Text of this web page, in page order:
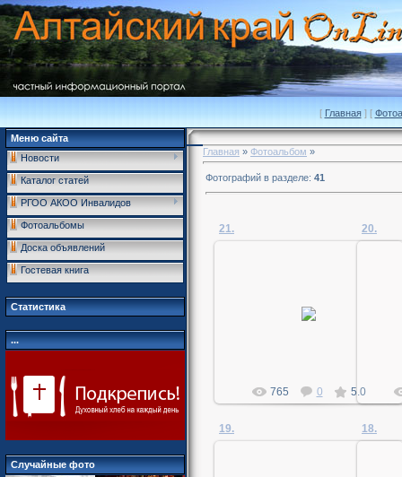
[ Главная ] [
Меню сайта
Новости
Каталог статей
РГОО АКОО Инвалидов
Фотоальбомы
Доска объявлений
Гостевая книга
Статистика
...
Случайные фото
Главная » Фотоальбом »
Фотографий в разделе: 41
21.
765 0 5.0
20.
19. 18.